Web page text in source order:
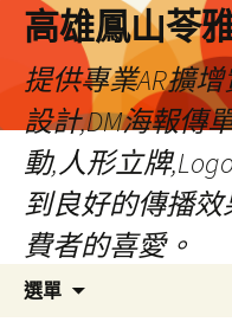
高雄鳳山苓
提供專業AR擴
設計,DM海報傳
動,人形立牌
到良好的傳播
費者的喜愛。
選單